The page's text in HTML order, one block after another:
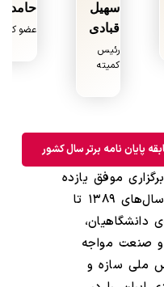
سهیل
قبادی
رئیس
کمیته
حامدی
عضو
پایان نامه برتر سال کشور
موفق یازده
دوره کنفرانس ملی سازه و فولاد طی سال‌های ۱۳۸۹ تا
دانشگاهیان،
و صنعت مواجه
ملی سازه و